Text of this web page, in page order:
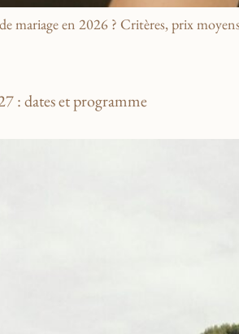
mariage en 2026 ? Critères, prix
: dates et programme